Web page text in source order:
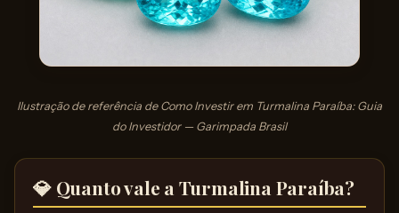
Ilustração de referência de Como Investir em Turmalina Paraíba: Guia
do Investidor — Garimpada Brasil
💎 Quanto vale a Turmalina Paraíba?